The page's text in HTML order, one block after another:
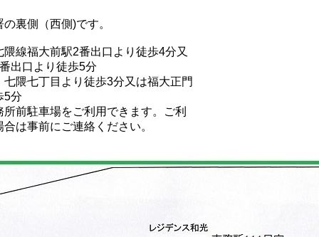
裏側（西側)です。
線福大前駅2番出口より徒歩4分又
出口より徒歩5分
隈七丁目より徒歩3分又は福大正門
5分
前駐車場をご利用できます。ご利
は事前にご連絡ください。